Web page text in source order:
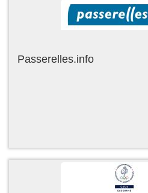
Passerelles.info